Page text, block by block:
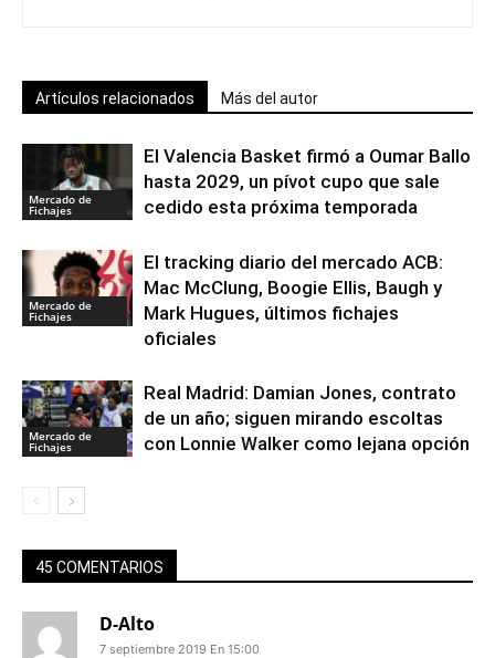
Artículos relacionados Más del autor
Mercado de
Fichajes
El Valencia Basket firmó a Oumar Ballo
hasta 2029, un pívot cupo que sale
cedido esta próxima temporada
Mercado de
Fichajes
El tracking diario del mercado ACB:
Mac McClung, Boogie Ellis, Baugh y
Mark Hugues, últimos fichajes
oficiales
Mercado de
Fichajes
Real Madrid: Damian Jones, contrato
de un año; siguen mirando escoltas
con Lonnie Walker como lejana opción
45 COMENTARIOS
D-Alto
7 septiembre 2019 En 15:00